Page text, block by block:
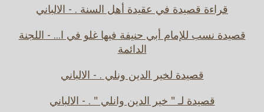
قراءة قصيدة في عقيدة أهل السنة . - الالباني
قصيدة نسب للإمام أبي حنيفة فيها غلو في ا... - اللجنة
الدائمة
قصيدة لخير الدين ونلي . - الالباني
قصيدة لـ " خير الدين وانلي " . - الالباني